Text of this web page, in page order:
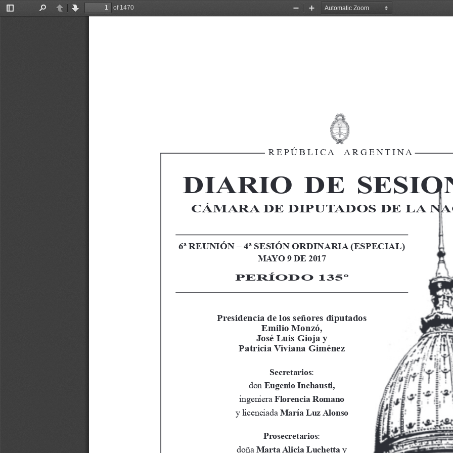
Toggle
PreviousNext
of 1470
Zoom
Zoom
R E P Ú B L I C A     A R G E N T I N A
D I A R I O   D E   S E S I O
CÁMARA DE DIPUTADOS DE LA
Presidencia de los señores diputados
Emilio Monzó,
José Luis Gioja y
Patricia Viviana Giménez
Secretarios:
don Eugenio Inchausti,
ingeniera Florencia Romano
y licenciada María Luz Alonso
Prosecretarios:
doña Marta Alicia Luchetta y
6ª REUNIÓN – 4ª SESIÓN ORDINARIA (ESPECIAL)
MAYO 9 DE 2017
PERÍODO 135º